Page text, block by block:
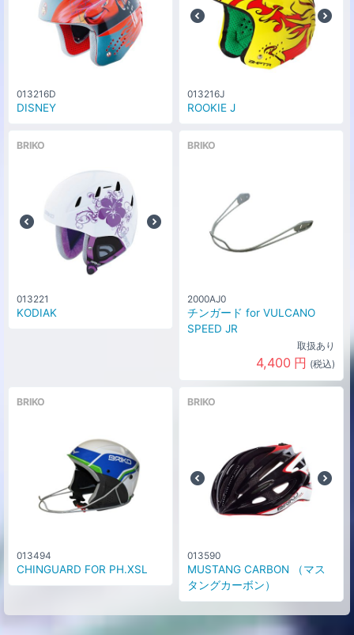
013216D
DISNEY
013216J
ROOKIE J
BRIKO
013221
KODIAK
BRIKO
2000AJ0
チンガード for VULCANO
SPEED JR
取扱あり
4,400 円 (税込)
BRIKO
013494
CHINGUARD FOR PH.XSL
BRIKO
013590
MUSTANG CARBON （マス
タングカーボン）